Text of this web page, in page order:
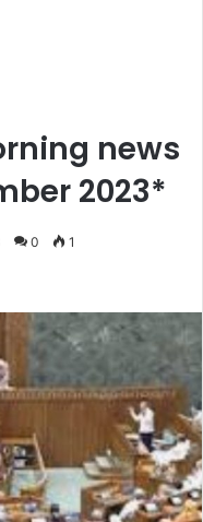
news
2023*
0 1